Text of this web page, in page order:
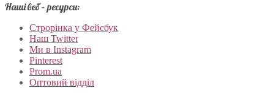
Наші веб – ресурси:
Строрінка у Фейсбук
Наш Twitter
Ми в Instagram
Pinterest
Prom.ua
Оптовий відділ